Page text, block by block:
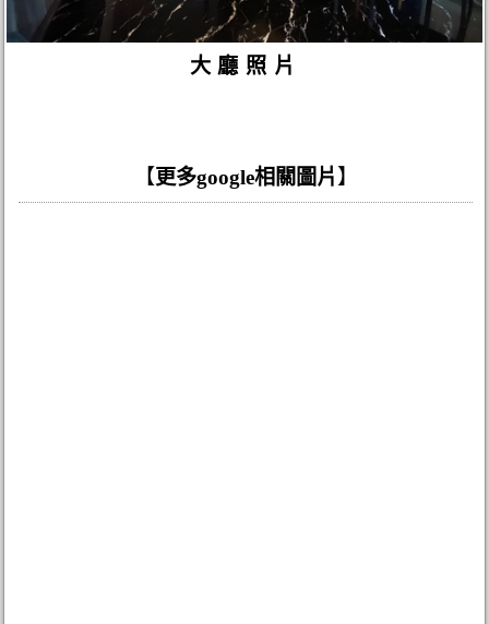
大廳照片
【更多google相關圖片】